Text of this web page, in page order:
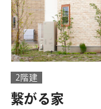
2階建
繋がる家